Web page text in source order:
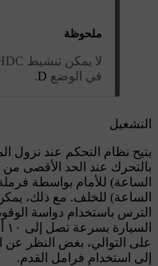
ملحوظة
في الوضع D
.
التشغيل
بالتحرك عند الحد الأقصى من
الساعة) للأمام بواسطة
الساعة) للخلف. مع ذلك،
الترس باستخدام دواسة
السيارة بسرعة تصل إلى ١٠ أو
على التوالي، بغض النظر عن
إلى استخدام فرامل القدم.